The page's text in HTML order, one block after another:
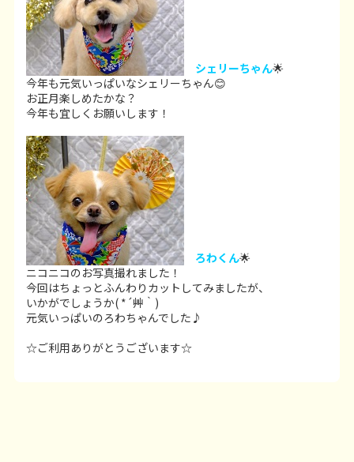
シェリーちゃん🌟
今年も元気いっぱいなシェリーちゃん😊
お正月楽しめたかな？
今年も宜しくお願いします！
ろわくん🌟
ニコニコのお写真撮れました！
今回はちょっとふんわりカットしてみましたが、
いかがでしょうか( *´艸｀)
元気いっぱいのろわちゃんでした♪
☆ご利用ありがとうございます☆